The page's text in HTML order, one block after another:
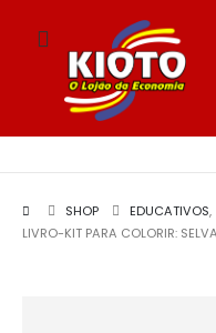
SHOP EDUCATIVOS,
LIVRO-KIT PARA COLORIR: SELVA